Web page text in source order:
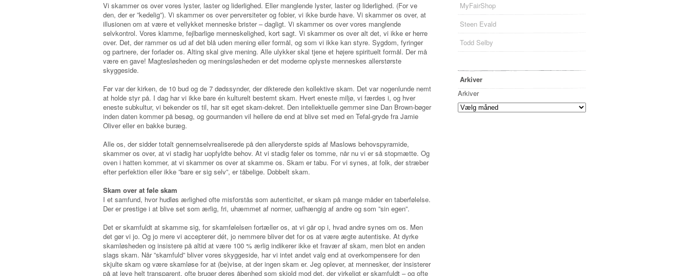
Vi skammer os over vores lyster, laster og liderlighed. Eller manglende lyster, laster og liderlighed. (For ve
den, der er ”kedelig”). Vi skammer os over perversiteter og fobier, vi ikke burde have. Vi skammer os over, at
illusionen om at være et vellykket menneske brister – dagligt. Vi skammer os over vores manglende
selvkontrol. Vores klamme, fejlbarlige menneskelighed, kort sagt. Vi skammer os over alt det, vi ikke er herre
over. Det, der rammer os ud af det blå uden mening eller formål, og som vi ikke kan styre. Sygdom, fyringer
og partnere, der forlader os. Alting skal give mening. Alle ulykker skal tjene et højere spirituelt formål. Der må
være en gave! Magtesløsheden og meningsløsheden er det moderne oplyste menneskes allerstørste
skyggeside.
Før var der kirken, de 10 bud og de 7 dødssynder, der dikterede den kollektive skam. Det var nogenlunde nemt
at holde styr på. I dag har vi ikke bare én kulturelt bestemt skam. Hvert eneste miljø, vi færdes i, og hver
eneste subkultur, vi bekender os til, har sit eget skam-dekret. Den intellektuelle gemmer sine Dan Brown-bøger
inden daten kommer på besøg, og gourmanden vil hellere dø end at blive set med en Tefal-gryde fra Jamie
Oliver eller en bakke buræg.
Alle os, der sidder totalt gennemselvrealiserede på den alleryderste spids af Maslows behovspyramide,
skammer os over, at vi stadig har uopfyldte behov. At vi stadig føler os tomme, når nu vi er så stopmætte. Og
oven i hatten kommer, at vi skammer os over at skamme os. Skam er tabu. For vi synes, at folk, der stræber
efter perfektion eller ikke ”bare er sig selv”, er tåbelige. Dobbelt skam.
Skam over at føle skam
I et samfund, hvor hudløs ærlighed ofte misforstås som autenticitet, er skam på mange måder en taberfølelse.
Der er prestige i at blive set som ærlig, fri, uhæmmet af normer, uafhængig af andre og som ”sin egen”.
Det er skamfuldt at skamme sig, for skamfølelsen fortæller os, at vi går op i, hvad andre synes om os. Men
det gør vi jo. Og jo mere vi accepterer dét, jo nemmere bliver det for os at være ægte autentiske. At dyrke
skamløsheden og insistere på altid at være 100 % ærlig indikerer ikke et fravær af skam, men blot en anden
slags skam. Når ”skamfuld” bliver vores skyggeside, har vi intet andet valg end at overkompensere for den
skjulte skam og være skamløse for at (be)vise, at der ingen skam er. Jeg oplever, at mennesker, der insisterer
på at leve helt transparent, ofte bruger deres åbenhed som skjold mod det, der virkeligt er skamfuldt – og ofte
MyFairShop
Steen Evald
Todd Selby
Arkiver
Arkiver